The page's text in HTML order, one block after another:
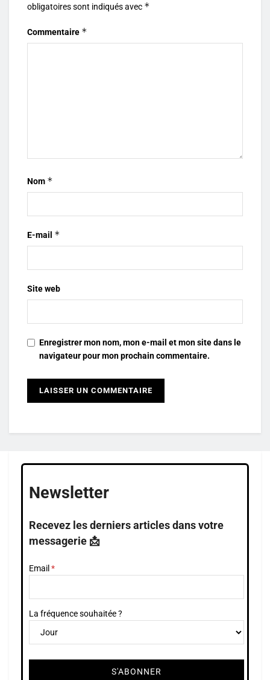
obligatoires sont indiqués avec *
Commentaire *
Nom *
E-mail *
Site web
Enregistrer mon nom, mon e-mail et mon site dans le
navigateur pour mon prochain commentaire.
Newsletter
Recevez les derniers articles dans votre
messagerie 📩
Email
La fréquence souhaitée ?